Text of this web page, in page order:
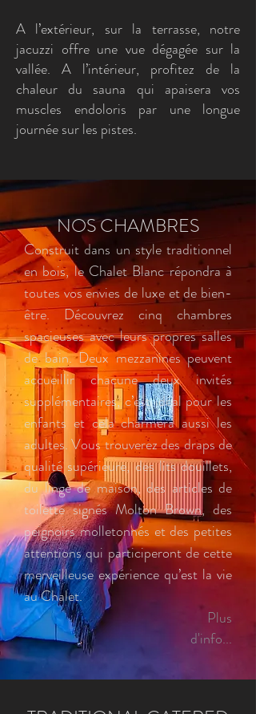
A l’extérieur, sur la terrasse, notre
jacuzzi offre une vue dégagée sur la
vallée. A l’intérieur, profitez de la
chaleur du sauna qui apaisera vos
muscles endoloris par une longue
journée sur les pistes.
NOS CHAMBRES
Construit dans un style traditionnel
en bois, le Chalet Blanc répondra à
toutes vos envies de luxe et de bien-
être. Découvrez cinq chambres
spacieuses avec leurs propres salles
de bain. Deux mezzanines peuvent
accueillir chacune deux invités
supplémentaires, c’est idéal pour les
enfants et cela charmera aussi les
adultes. Vous trouverez des draps de
qualité supérieure, des lits douillets,
du linge de maison, des articles de
toilette signés Molton Brown, des
peignoirs molletonnés et des petites
attentions qui participeront de cette
merveilleuse expérience qu’est la vie
au Chalet.
Plus
d'info...